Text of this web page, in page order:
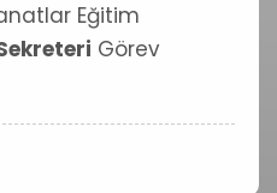
Eğitim
Görev